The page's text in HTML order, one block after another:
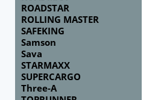
ROADSTAR
ROLLING MASTER
SAFEKING
Samson
Sava
STARMAXX
SUPERCARGO
Three-A